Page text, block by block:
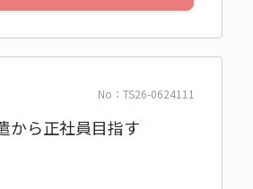
No：TS26-0624111
から正社員目指す